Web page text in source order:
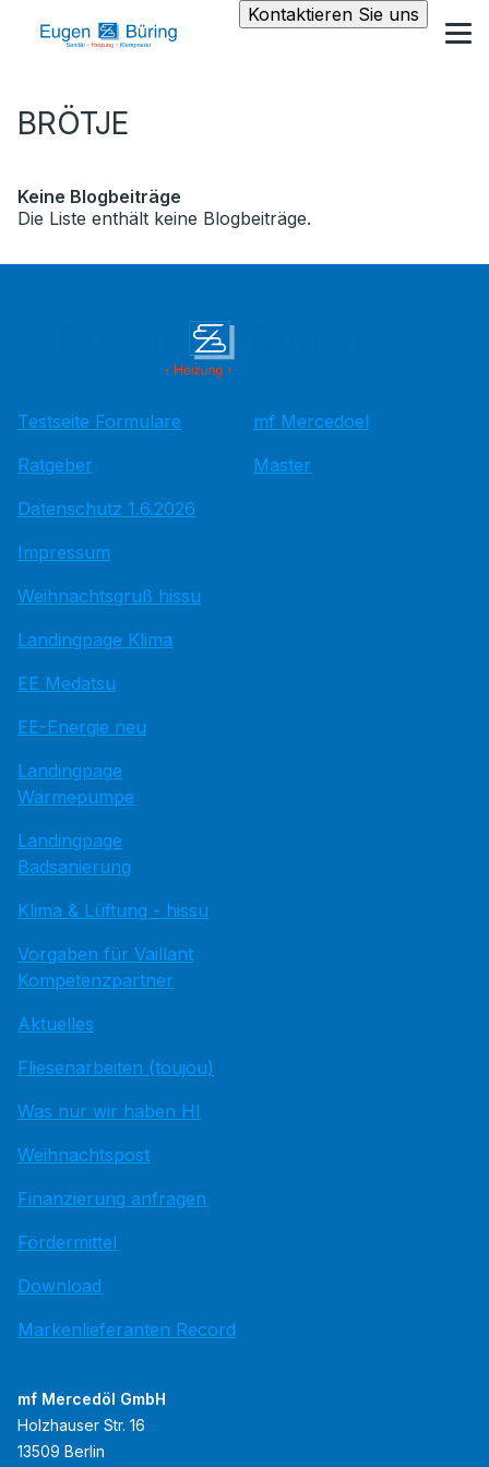
Kontaktieren Sie uns
BRÖTJE
Keine Blogbeiträge
Die Liste enthält keine Blogbeiträge.
Testseite Formulare
Ratgeber
Datenschutz 1.6.2026
Impressum
Weihnachtsgruß hissu
Landingpage Klima
EE Medatsu
EE-Energie neu
Landingpage
Wärmepumpe
Landingpage
Badsanierung
Klima & Lüftung - hissu
Vorgaben für Vaillant
Kompetenzpartner
Aktuelles
Fliesenarbeiten (toujou)
Was nur wir haben HI
Weihnachtspost
Finanzierung anfragen
Fördermittel
Download
Markenlieferanten Record
mf Mercedoel
Master
mf Mercedöl GmbH
Holzhauser Str. 16
13509 Berlin